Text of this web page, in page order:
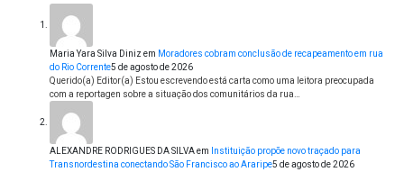
Maria Yara Silva Dinizem Moradores cobram conclusão de recapeamento em rua
do Rio Corrente5 de agosto de 2026
Querido(a) Editor(a) Estou escrevendo está carta como uma leitora preocupada
com a reportagen sobre a situação dos comunitários da rua…
ALEXANDRE RODRIGUES DA SILVAem
Instituição propõe novo traçado para
Transnordestina conectando São Francisco ao Araripe5 de agosto de 2026